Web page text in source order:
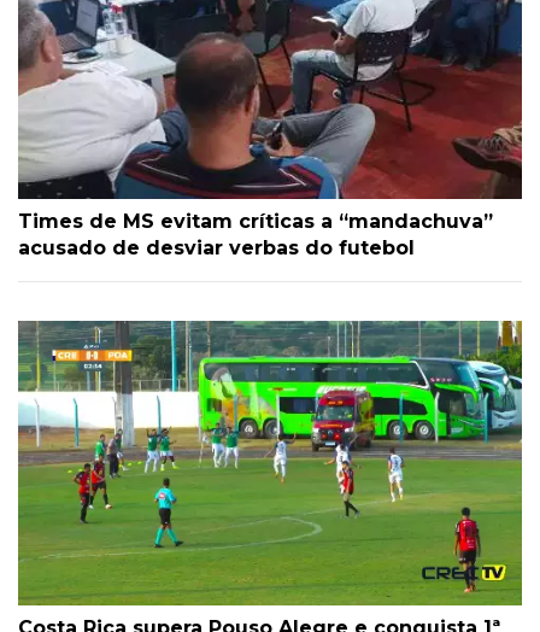
Times de MS evitam críticas a “mandachuva”
acusado de desviar verbas do futebol
Costa Rica supera Pouso Alegre e conquista 1ª